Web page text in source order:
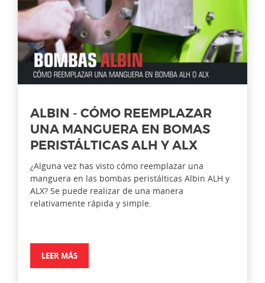
ALBIN - CÓMO REEMPLAZAR
UNA MANGUERA EN BOMAS
PERISTÁLTICAS ALH Y ALX
¿Alguna vez has visto cómo reemplazar una
manguera en las bombas peristálticas Albin ALH y
ALX? Se puede realizar de una manera
relativamente rápida y simple.
LEER MÁS